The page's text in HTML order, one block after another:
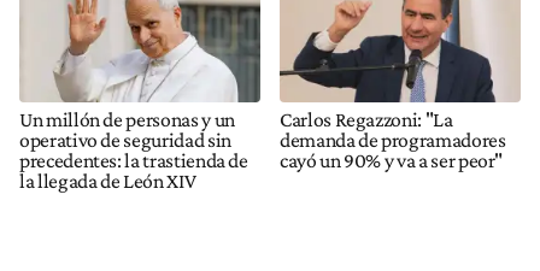
Un millón de personas y un
operativo de seguridad sin
precedentes: la trastienda de
la llegada de León XIV
Carlos Regazzoni: "La
demanda de programadores
cayó un 90% y va a ser peor"